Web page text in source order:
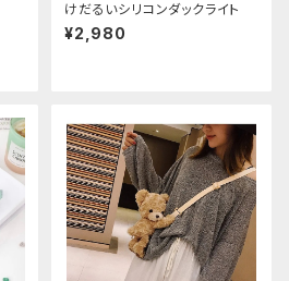
けだるいシリコンダックライト
¥2,980